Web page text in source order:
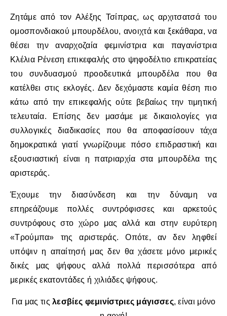
Ζητάμε από τον Αλέξης Τσίπρας, ως αρχιτσατσά του
ομοσπονδιακού μπουρδέλου, ανοιχτά και ξεκάθαρα, να
θέσει την αναρχοζαία φεμινίστρια και παγανίστρια
Κλέλια Ρένεση επικεφαλής στο ψηφοδέλτιο επικρατείας
του συνδυασμού προοδευτικά μπουρδέλα που θα
κατέλθει στις εκλογές. Δεν δεχόμαστε καμία θέση πιο
κάτω από την επικεφαλής ούτε βεβαίως την τιμητική
τελευταία. Επίσης δεν μασάμε με δικαιολογίες για
συλλογικές διαδικασίες που θα αποφασίσουν τάχα
δημοκρατικά γιατί γνωρίζουμε πόσο επιδραστική και
εξουσιαστική είναι η πατριαρχία στα μπουρδέλα της
αριστεράς.
Έχουμε την διασύνδεση και την δύναμη να
επηρεάζουμε πολλές συντρόφισσες και αρκετούς
συντρόφους στο χώρο μας αλλά και στην ευρύτερη
«Τρούμπα» της αριστεράς. Οπότε, αν δεν ληφθεί
υπόψιν η απαίτησή μας δεν θα χάσετε μόνο μερικές
δικές μας ψήφους αλλά πολλά περισσότερα από
μερικές εκατοντάδες ή χιλιάδες ψήφους.
Για μας τιςλεσβίες φεμινίστριες μάγισσες, είναι μόνο